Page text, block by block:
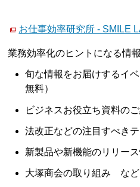
お仕事効率研究所 - SMILE
業務効率化のヒントになる情
旬な情報をお届けするイ
無料）
ビジネスお役立ち資料の
法改正などの注目すべき
新製品や新機能のリリー
大塚商会の取り組み など